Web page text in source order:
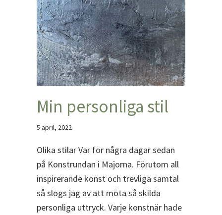
Min personliga stil
5 april, 2022
Olika stilar Var för några dagar sedan
på Konstrundan i Majorna. Förutom all
inspirerande konst och trevliga samtal
så slogs jag av att möta så skilda
personliga uttryck. Varje konstnär hade